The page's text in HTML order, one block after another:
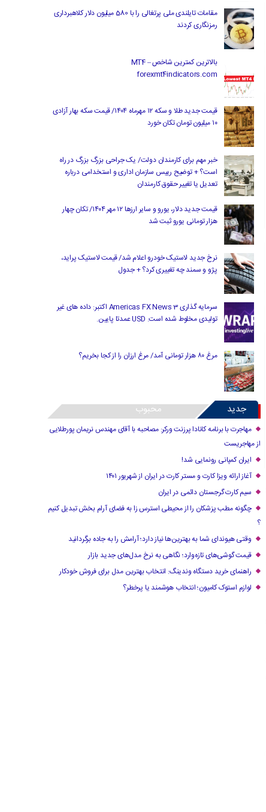
مقامات تایلندی ملی پرتغالی را با 580 میلیون دلار کلاهبرداری
رمزنگاری کردند
بالاترین کمترین شاخص MT4 –
forexmt4indicators.com
قیمت جدید طلا و سکه ۱۲ مهرماه ۱۴۰۴/ قیمت سکه بهار آزادی
۱۰ میلیون تومان تکان خورد
خبر مهم برای کارمندان دولت/ یک جراحی بزرگ بزرگ در راه
است؟ + توضیح رییس سازمان اداری و استخدامی درباره
تعدیل یا تغییر حقوق کارمندان
قیمت جدید دلار، یورو و سایر ارزها ۱۲ مهر ۱۴۰۴/ تکان چهار
هزار تومانی یورو ثبت شد
نرخ جدید لاستیک خودرو اعلام شد/ قیمت لاستیک پراید،
پژو و سمند چه تغییری کرد؟ + جدول
سرمایه گذاری Americas FX News 3 اکتبر: داده های غیر
تولیدی مخلوط شده است. USD عمدتا پایین.
مرغ ۸۰ هزار تومانی آمد/ مرغ ارزان را از کجا بخریم؟
جدید محبوب
مهاجرت با برنامه کانادا پرزنت ورکر: مصاحبه با آقای مهندس نریمان پورطلایی
از مهاجریست
ایران کمپانی رونمایی شد!
آغاز ارائه ویزا کارت و مستر کارت در ایران از شهریور ۱۴۰۱
سیم کارت گرجستان دائمی در ایران
چگونه مطب پزشکان را از محیطی استرس زا به فضای آرام بخش تبدیل کنیم
؟
وقتی هیوندای شما به بهترین‌ها نیاز دارد؛ آرامش را به جاده برگردانید
قیمت گوشی‌های تازه‌وارد؛ نگاهی به نرخ مدل‌های جدید بازار
راهنمای خرید دستگاه وندینگ: انتخاب بهترین مدل برای فروش خودکار
لوازم استوک کامیون؛ انتخاب هوشمند یا پرخطر؟